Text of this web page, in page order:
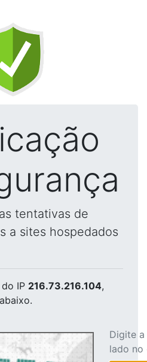
tentativas de
a sites hospedados
do IP 216.73.216.104,
Digite
lado no